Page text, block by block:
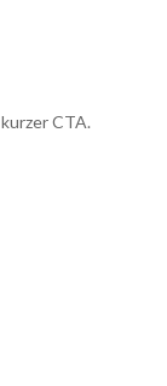
CTA.